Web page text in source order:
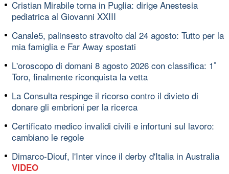
Cristian Mirabile torna in Puglia: dirige Anestesia
pediatrica al Giovanni XXIII
Canale5, palinsesto stravolto dal 24 agosto: Tutto per la
mia famiglia e Far Away spostati
L'oroscopo di domani 8 agosto 2026 con classifica: 1ﾟ
Toro, finalmente riconquista la vetta
La Consulta respinge il ricorso contro il divieto di
donare gli embrioni per la ricerca
Certificato medico invalidi civili e infortuni sul lavoro:
cambiano le regole
Dimarco-Diouf, l'Inter vince il derby d'Italia in Australia
VIDEO